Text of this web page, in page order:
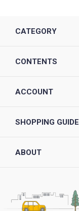
CATEGORY
CONTENTS
ACCOUNT
SHOPPING GUIDE
ABOUT